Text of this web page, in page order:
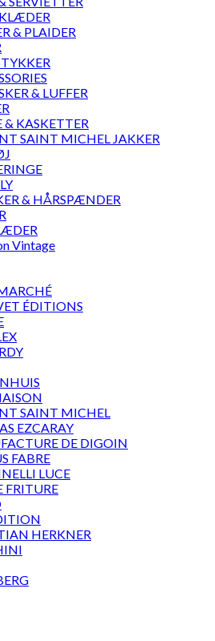
& PLAIDER
& LUFFER
& KASKETTER
SAINT MICHEL JAKKER
& HÅRSPÆNDER
Vintage
ÉDITIONS
SAINT MICHEL
EZCARAY
DE DIGOIN
FABRE
LUCE
FRITURE
HERKNER